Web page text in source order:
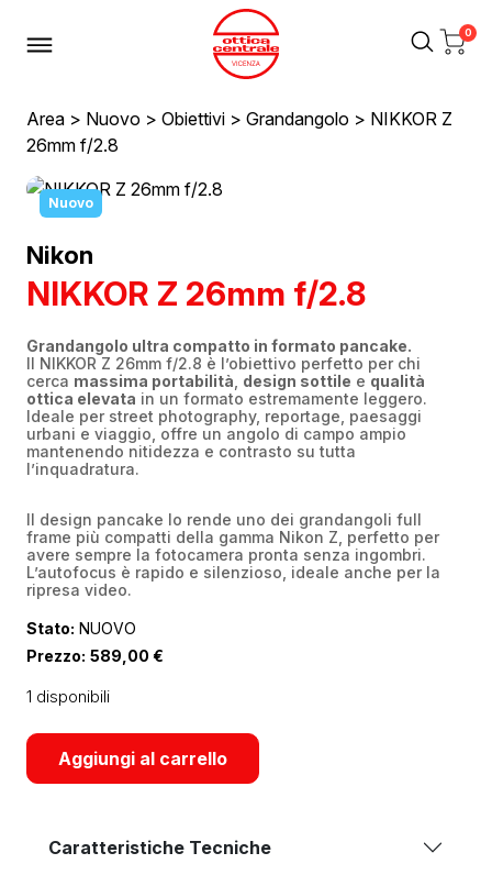
0
Area > Nuovo > Obiettivi > Grandangolo > NIKKOR Z
26mm f/2.8
Nuovo
Nikon
NIKKOR Z 26mm f/2.8
Grandangolo ultra compatto in formato pancake.
Il NIKKOR Z 26mm f/2.8 è l’obiettivo perfetto per chi
cerca massima portabilità design sottile e qualità
ottica elevata in un formato estremamente leggero.
Ideale per street photography, reportage, paesaggi
urbani e viaggio, offre un angolo di campo ampio
mantenendo nitidezza e contrasto su tutta
l’inquadratura.
Il design pancake lo rende uno dei grandangoli full
frame più compatti della gamma Nikon Z, perfetto per
avere sempre la fotocamera pronta senza ingombri.
L’autofocus è rapido e silenzioso, ideale anche per la
ripresa video.
Stato: NUOVO
Prezzo: 589,00 €
1 disponibili
Aggiungi al carrello
Caratteristiche Tecniche